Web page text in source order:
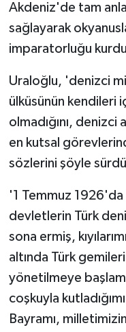
Akdeniz'de tam
sağlayarak
imparatorluğu
Uraloğlu, 'denizci
ülküsünün kendileri
olmadığını, denizci
en kutsal
sözlerini şöyle
'1 Temmuz 1926'da
devletlerin Türk
sona ermiş,
altında Türk
yönetilmeye
coşkuyla
Bayramı,